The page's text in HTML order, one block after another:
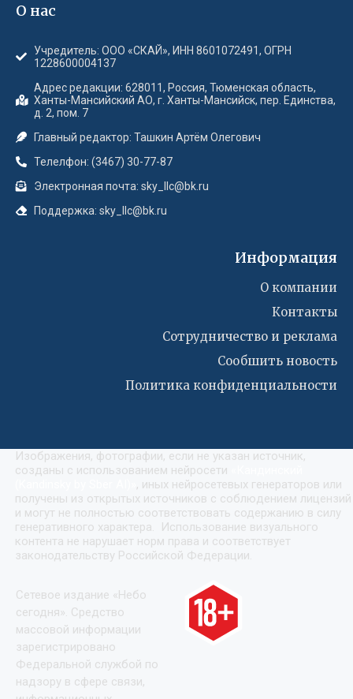
О нас
Учредитель: ООО «СКАЙ», ИНН 8601072491, ОГРН
1228600004137
Адрес редакции: 628011, Россия, Тюменская область,
Ханты-Мансийский АО, г. Ханты-Мансийск, пер. Единства,
д. 2, пом. 7
Главный редактор: Ташкин Артём Олегович
Телелфон: (3467) 30-77-87
Электронная почта: sky_llc@bk.ru
Поддержка: sky_llc@bk.ru
Информация
О компании
Контакты
Сотрудничество и реклама
Сообшить новость
Политика конфиденциальности
Изображения, фотографии, если не указан источник,
созданы с использованием нейросети
, иных нейросетевых генераторов или
получены из открытых источников с соблюдением лицензий
и могут не полностью соответствовать содержанию в силу
генеративного характера. Использование визуального
контента не нарушает норм права и соответствует
законодательству Российской Федерации.
Сетевое издание «Небо
сегодня». Средство
массовой информации
зарегистрировано
Федеральной службой по
надзору в сфере связи,